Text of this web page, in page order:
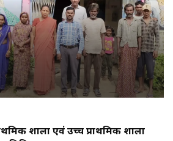
शाला एवं उच्च प्राथमिक शाला